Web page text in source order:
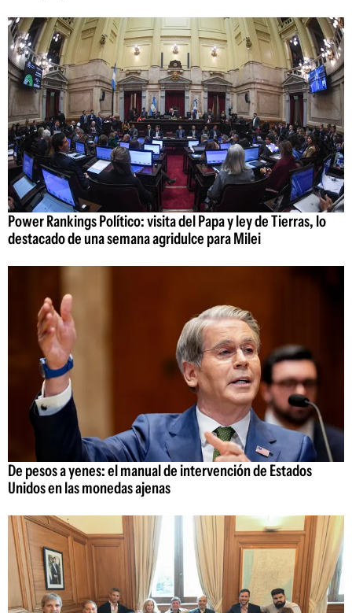
Power Rankings Político: visita del Papa y ley de Tierras, lo
destacado de una semana agridulce para Milei
De pesos a yenes: el manual de intervención de Estados
Unidos en las monedas ajenas